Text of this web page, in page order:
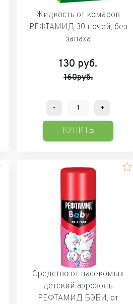
Жидкость от комаров
РЕФТАМИД 30 ночей, без
запаха
130 руб.
160руб.
- +
КУПИТЬ
Средство от насекомых
детский аэрозоль
РЕФТАМИД БЭБИ, от